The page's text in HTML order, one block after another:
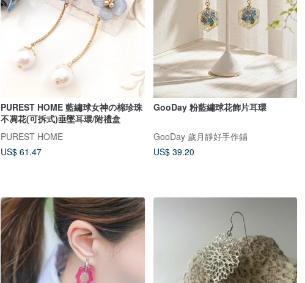
PUREST HOME 藍繡球女神の棉珍珠
不凋花(可拆式)垂墜耳環/附禮盒
PUREST HOME
US$ 61.47
GooDay 粉藍繡球花飾片耳環
GooDay 歲月靜好手作鋪
US$ 39.20